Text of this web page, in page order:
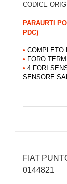
CODICE
PARAURTI
PDC)
• COMPLETO
• FORO
• 4 FORI
SENSORE
FIAT
0144821